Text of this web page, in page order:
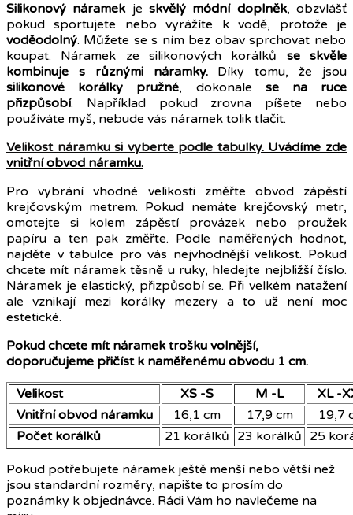
Silikonový náramekje skvělý módní doplněk, obzvlášť
pokud sportujete nebo vyrážíte k vodě, protože je
voděodolný. Můžete se s ním bez obav sprchovat nebo
koupat. Náramek ze silikonových korálků se skvěle
kombinuje s různými náramky. Díky tomu, že jsou
silikonové korálky pružné, dokonale se na ruce
přizpůsobí. Například pokud zrovna píšete nebo
používáte myš, nebude vás náramek tolik tlačit.
Velikost náramku si vyberte podle tabulky. Uvádíme zde
vnitřní obvod náramku.
Pro vybrání vhodné velikosti změřte obvod zápěstí
krejčovským metrem. Pokud nemáte krejčovský metr,
omotejte si kolem zápěstí provázek nebo proužek
papíru a ten pak změřte. Podle naměřených hodnot,
najděte v tabulce pro vás nejvhodnější velikost. Pokud
chcete mít náramek těsně u ruky, hledejte nejbližší číslo.
Náramek je elastický, přizpůsobí se. Při velkém natažení
ale vznikají mezi korálky mezery a to už není moc
estetické.
Pokud chcete mít náramek trošku volnější,
doporučujeme přičíst k naměřenému obvodu 1 cm.
Velikost XS -S M -L
XL -
Vnitřní obvod náramku
16,1 cm 17,9 cm
19,7
Počet korálků
21 korálků 23 korálků 25
Pokud potřebujete náramek ještě menší nebo větší než
jsou standardní rozměry, napište to prosím do
poznámky k objednávce. Rádi Vám ho navlečeme na